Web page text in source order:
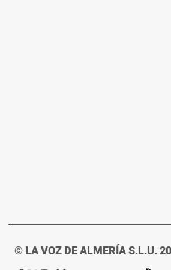
© LA VOZ DE ALMERÍA S.L.U.